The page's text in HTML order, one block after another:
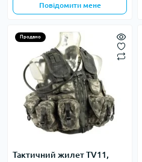
Повідомити мене
Продано
Тактичний жилет TV11,